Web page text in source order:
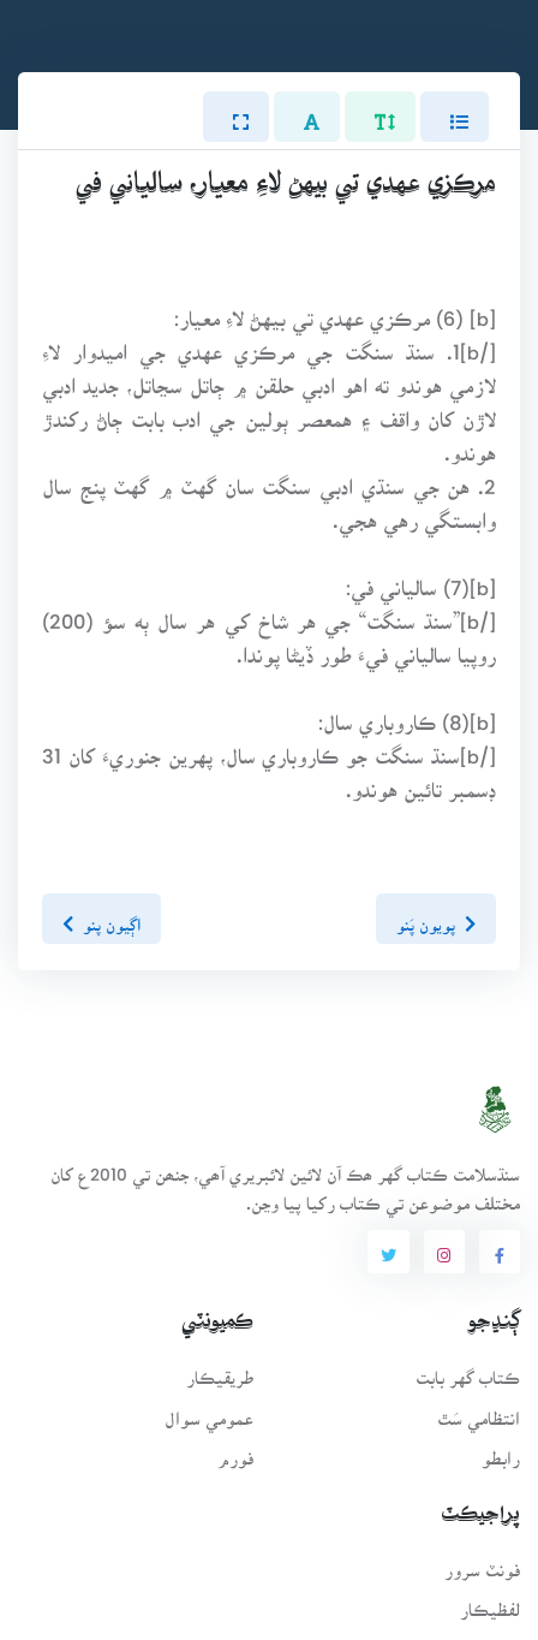
مرڪزي عهدي تي بيهڻ لاءِ معيار، سالياني في
[b] (6) مرڪزي عهدي تي بيهڻ لاءِ معيار:
[/b]1. سنڌ سنگت جي مرڪزي عهدي جي اميدوار لاءِ
لازمي هوندو ته اهو ادبي حلقن ۾ ڄاتل سڃاتل، جديد ادبي
لاڙن کان واقف ۽ همعصر ٻولين جي ادب بابت ڄاڻ رکندڙ
2. هن جي سنڌي ادبي سنگت سان گهٽ ۾ گهٽ پنج سال
وابستگي رهي هجي.
[b](7) سالياني في:
[/b]”سنڌ سنگت“ جي هر شاخ کي هر سال ٻه سؤ (200)
روپيا سالياني فيءَ طور ڏيڻا پوندا.
[b](8) ڪاروباري سال:
[/b]سنڌ سنگت جو ڪاروباري سال، پهرين جنوريءَ کان 31
ڊسمبر تائين هوندو.
پويون پَنو اڳيون پنو
سنڌسلامت ڪتاب گهر ھڪ آن لائين لائبريري آھي، جنھن تي 2010ع کان
مختلف موضوعن تي ڪتاب رکيا پيا وڃن.
ڳنڍجو
ڪتاب گهر بابت
انتظامي سَٿ
رابطو
ڪميونٽي
طريقيڪار
عمومي سوال
فورم
پراجيڪٽ
لفظيڪار